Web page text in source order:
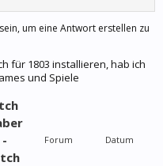
um eine Antwort erstellen zu
für 1803 installieren, hab ich
und Spiele
Forum Datum